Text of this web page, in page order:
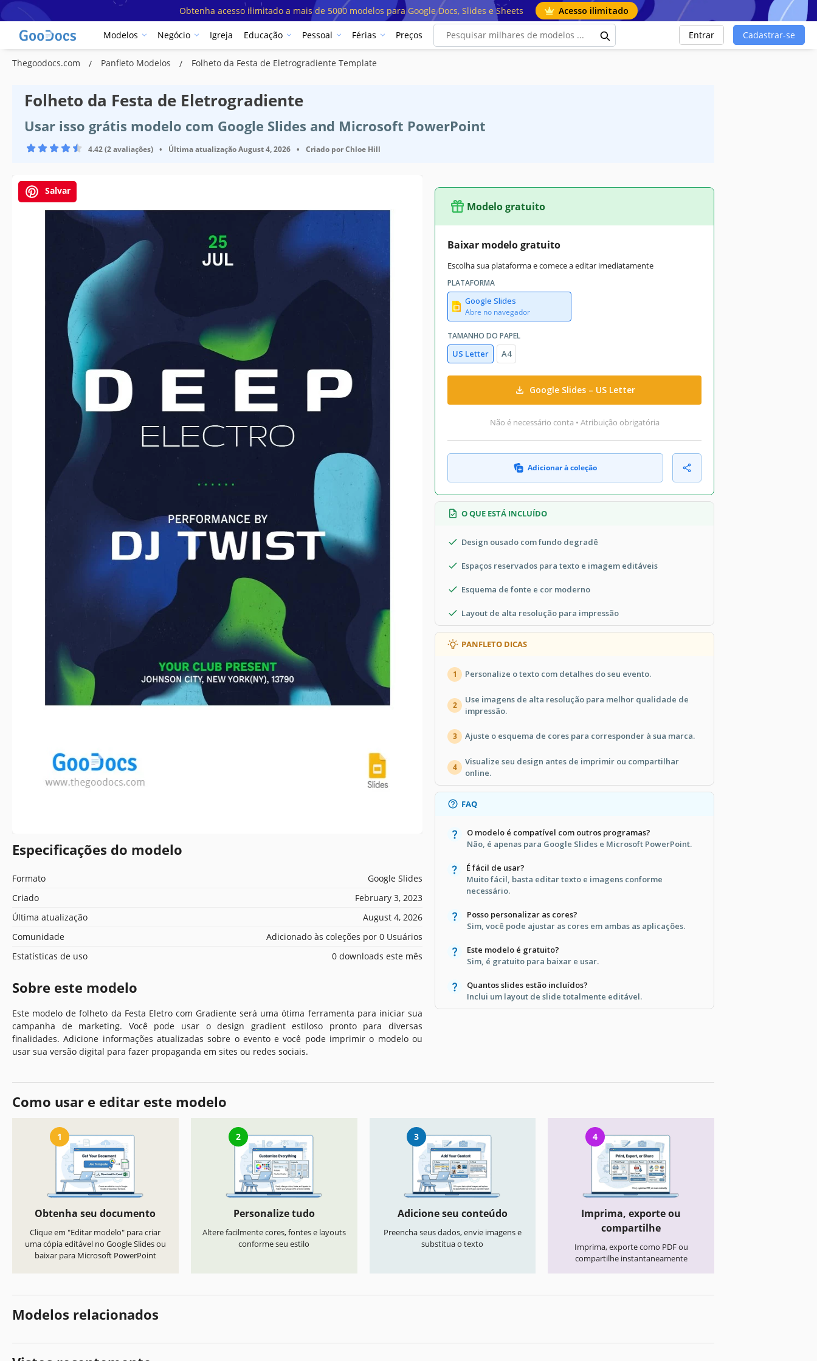
Obtenha acesso ilimitado a mais de 5000 modelos para Google Docs, Slides e Sheets Acesso ilimitado
Modelos Negócio Igreja Educação Pessoal Férias Preços Entrar Cadastrar-se
Thegoodocs.com Panfleto Modelos Folheto da Festa de Eletrogradiente Template
Folheto da Festa de Eletrogradiente
Usar isso grátis modelo com Google Slides and Microsoft PowerPoint
4.42 (2 avaliações) • Última atualizaçãoAugust 4, 2026 • Criado porChloe Hill
Salvar
Especificações do modelo
Formato
Google Slides
Criado
February 3, 2023
Última atualização
August 4, 2026
Comunidade
Adicionado às coleções por 0 Usuários
Estatísticas de uso
0 downloads este mês
Sobre este modelo
Este modelo de folheto da Festa Eletro com Gradiente será uma ótima ferramenta para iniciar sua
campanha de marketing. Você pode usar o design gradient estiloso pronto para diversas
finalidades. Adicione informações atualizadas sobre o evento e você pode imprimir o modelo ou
usar sua versão digital para fazer propaganda em sites ou redes sociais.
Modelo gratuito
Baixar modelo gratuito
Escolha sua plataforma e comece a editar imediatamente
PLATAFORMA
Google Slides
Abre no navegador
TAMANHO DO PAPEL
US Letter A4
Google Slides – US Letter
Não é necessário conta • Atribuição obrigatória
Adicionar à coleção
O QUE ESTÁ INCLUÍDO
Design ousado com fundo degradê
Espaços reservados para texto e imagem editáveis
Esquema de fonte e cor moderno
Layout de alta resolução para impressão
PANFLETO DICAS
1 Personalize o texto com detalhes do seu evento.
2
Use imagens de alta resolução para melhor qualidade de
impressão.
3 Ajuste o esquema de cores para corresponder à sua marca.
4
Visualize seu design antes de imprimir ou compartilhar
online.
FAQ
O modelo é compatível com outros programas?
Não, é apenas para Google Slides e Microsoft PowerPoint.
É fácil de usar?
Muito fácil, basta editar texto e imagens conforme
necessário.
Posso personalizar as cores?
Sim, você pode ajustar as cores em ambas as aplicações.
Este modelo é gratuito?
Sim, é gratuito para baixar e usar.
Quantos slides estão incluídos?
Inclui um layout de slide totalmente editável.
Como usar e editar este modelo
1
Obtenha seu documento
Clique em "Editar modelo" para criar
uma cópia editável no Google Slides ou
baixar para Microsoft PowerPoint
2
Personalize tudo
Altere facilmente cores, fontes e layouts
conforme seu estilo
3
Adicione seu conteúdo
Preencha seus dados, envie imagens e
substitua o texto
4
Imprima, exporte ou
compartilhe
Imprima, exporte como PDF ou
compartilhe instantaneamente
Modelos relacionados